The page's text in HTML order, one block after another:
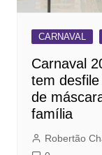
CARNAVAL
Carnaval
tem
de
família
Robertão